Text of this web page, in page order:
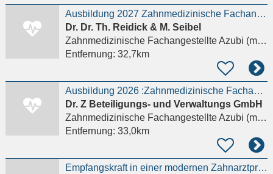
Ausbildung 2027 Zahnmedizinische Fachangestellte (m/w/d)
Dr. Dr. Th. Reidick & M. Seibel
Zahnmedizinische Fachangestellte Azubi (m/w/d)
Entfernung: 32,7km
Ausbildung 2026 :Zahnmedizinische Fachangestellte / ZFA (m/w/d)
Dr. Z Beteiligungs- und Verwaltungs GmbH
Zahnmedizinische Fachangestellte Azubi (m/w/d)
Entfernung: 33,0km
Empfangskraft in einer modernen Zahnarztpraxis in Leinefelde